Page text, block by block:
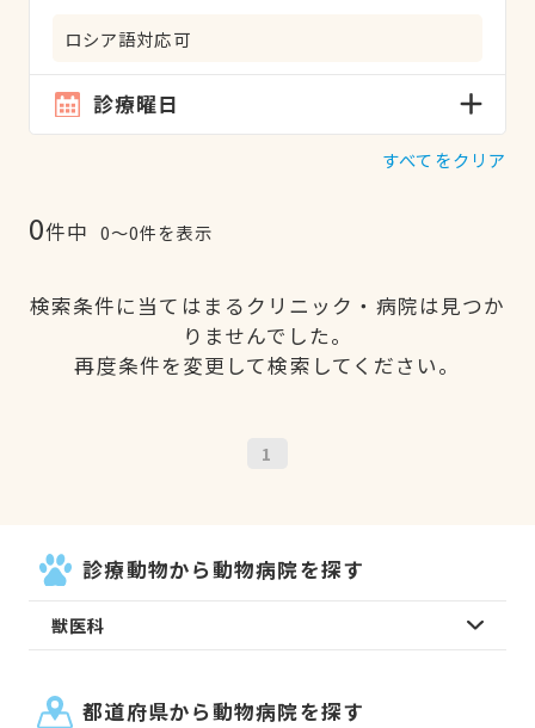
ロシア語対応可
診療曜日
すべてをクリア
0件中 0〜0件を表示
検索条件に当てはまるクリニック・病院は見つか
りませんでした。
再度条件を変更して検索してください。
1
診療動物から動物病院を探す
獣医科
都道府県から動物病院を探す